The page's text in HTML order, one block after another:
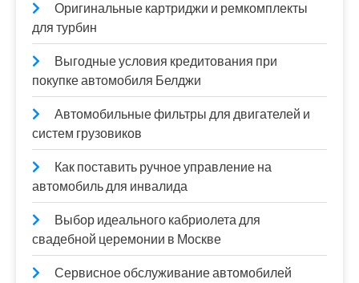
Оригинальные картриджи и ремкомплекты
для турбин
Выгодные условия кредитования при
покупке автомобиля Белджи
Автомобильные фильтры для двигателей и
систем грузовиков
Как поставить ручное управление на
автомобиль для инвалида
Выбор идеального кабриолета для
свадебной церемонии в Москве
Сервисное обслуживание автомобилей